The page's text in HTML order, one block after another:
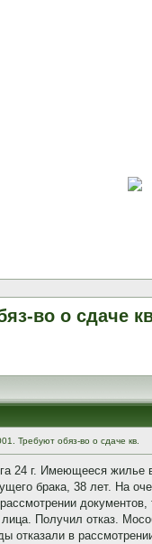
во о сдаче
Требуют обяз-во о сдаче кв.
24 г. Имеющееся жилье
брака, 38 лет. На
Получил отказ.
в